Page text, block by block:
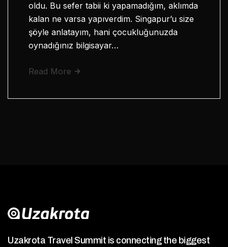
oldu. Bu sefer tabii ki yapamadığım, aklımda
kalan ne varsa yapıverdim. Singapur’u size
şöyle anlatayım, hani çocukluğunuzda
oynadığınız bilgisayar…
Read More
Uzakrota Travel Summit is connecting the biggest